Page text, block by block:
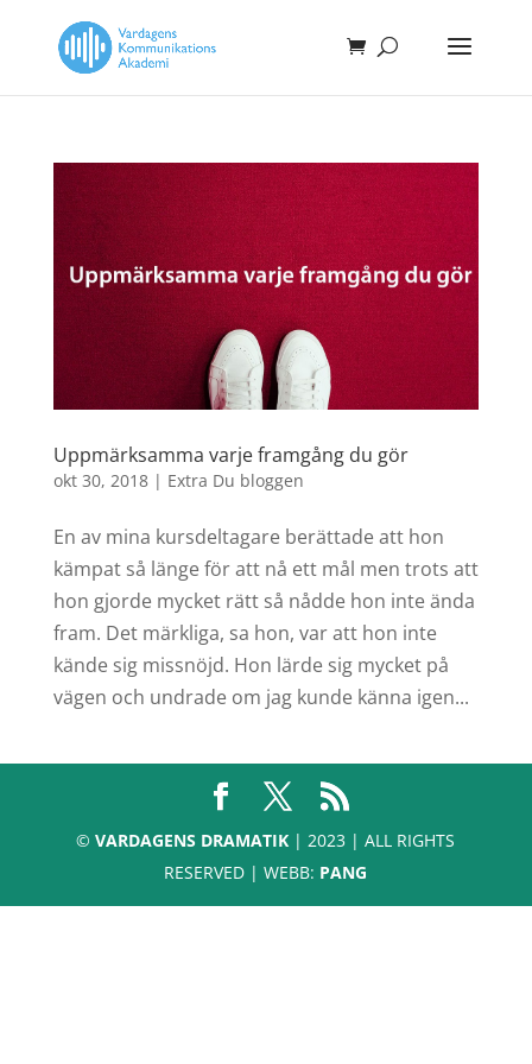
Uppmärksamma varje framgång du gör
okt 30, 2018| Extra Du bloggen
En av mina kursdeltagare berättade att hon
kämpat så länge för att nå ett mål men trots att
hon gjorde mycket rätt så nådde hon inte ända
fram. Det märkliga, sa hon, var att hon inte
kände sig missnöjd. Hon lärde sig mycket på
vägen och undrade om jag kunde känna igen...
©VARDAGENS DRAMATIK | 2023 | ALL RIGHTS
RESERVED | WEBB: PANG